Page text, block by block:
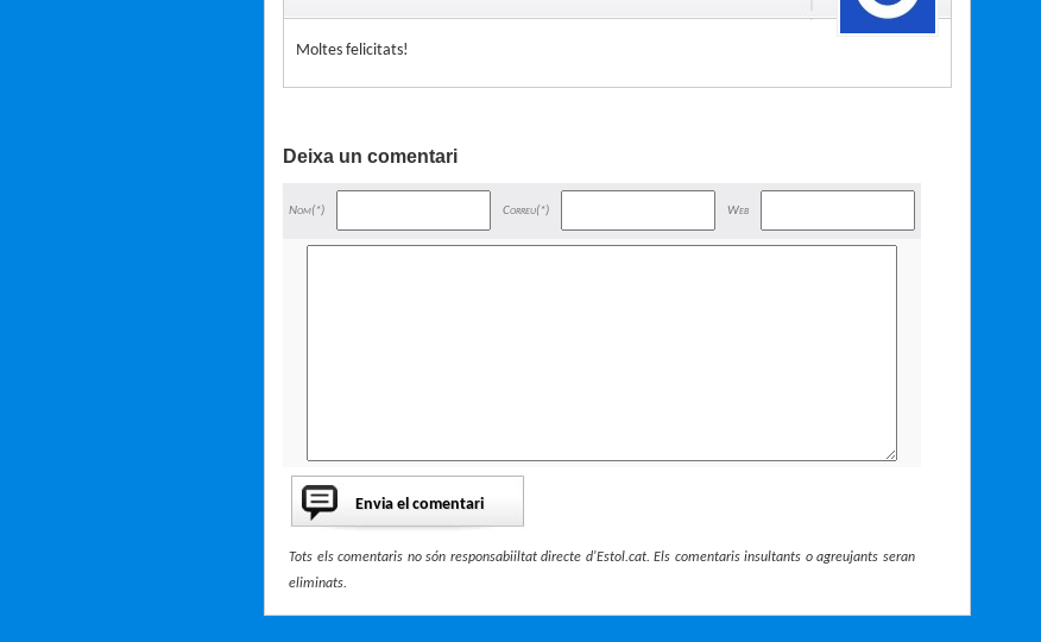
Moltes felicitats!
Deixa un comentari
Nom(*) Correu(*) Web
Tots els comentaris no són responsabiiltat directe d'Estol.cat. Els comentaris insultants o agreujants seran
eliminats.